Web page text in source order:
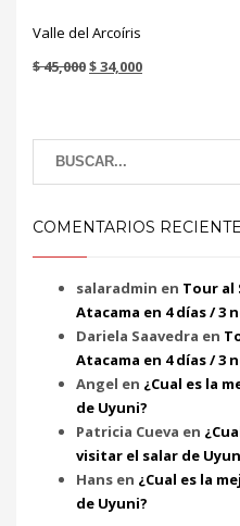
Valle del Arcoíris
$45,000$34,000
COMENTARIOS
salaradmin en Tour al
Atacama en 4 días / 3
Dariela Saavedra en
Atacama en 4 días / 3
Angel en ¿Cual es la
de Uyuni?
Patricia Cueva en
visitar el salar de
Hans en ¿Cual es la
de Uyuni?